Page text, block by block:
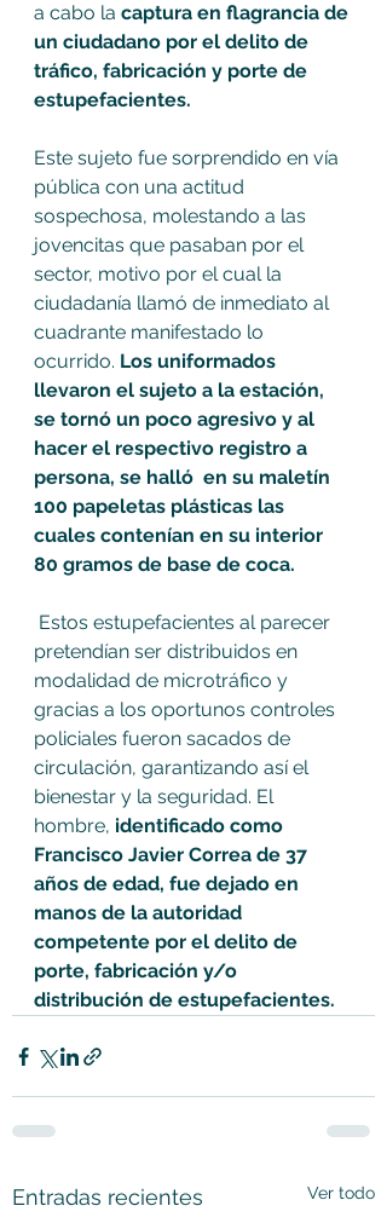
a cabo la captura en flagrancia de
un ciudadano por el delito de
tráfico, fabricación y porte de
estupefacientes.
Este sujeto fue sorprendido en vía
pública con una actitud
sospechosa, molestando a las
jovencitas que pasaban por el
sector, motivo por el cual la
ciudadanía llamó de inmediato al
cuadrante manifestado lo
ocurrido. Los uniformados
llevaron el sujeto a la estación,
se tornó un poco agresivo y al
hacer el respectivo registro a
persona, se halló  en su maletín
100 papeletas plásticas las
cuales contenían en su interior
80 gramos de base de coca.
pretendían ser distribuidos en
modalidad de microtráfico y
gracias a los oportunos controles
policiales fueron sacados de
circulación, garantizando así el
bienestar y la seguridad. El
hombre, identificado como
Francisco Javier Correa de 37
años de edad, fue dejado en
manos de la autoridad
competente por el delito de
porte, fabricación y/o
distribución de estupefacientes.
Entradas recientes Ver todo